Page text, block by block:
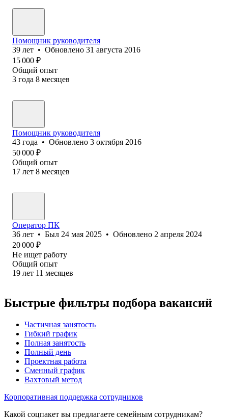
Помощник руководителя
39 лет • Обновлено 31 августа 2016
15 000 ₽
Общий опыт
3 года 8 месяцев
Помощник руководителя
43 года • Обновлено 3 октября 2016
50 000 ₽
Общий опыт
17 лет 8 месяцев
Оператор ПК
36 лет • Был 24 мая 2025 • Обновлено 2 апреля 2024
20 000 ₽
Не ищет работу
Общий опыт
19 лет 11 месяцев
Быстрые фильтры подбора вакансий
Частичная занятость
Гибкий график
Полная занятость
Полный день
Проектная работа
Сменный график
Вахтовый метод
Корпоративная поддержка сотрудников
Какой соцпакет вы предлагаете семейным сотрудникам?